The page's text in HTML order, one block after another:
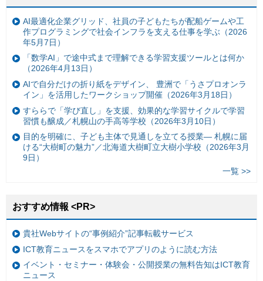
AI最適化企業グリッド、社員の子どもたちが配船ゲームや工
作プログラミングで社会インフラを支える仕事を学ぶ（2026
年5月7日）
「数学AI」で途中式まで理解できる学習支援ツールとは何か
（2026年4月13日）
AIで自分だけの折り紙をデザイン、 豊洲で「うさプロオンラ
イン」を活用したワークショップ開催（2026年3月18日）
すららで「学び直し」を支援、効果的な学習サイクルで学習
習慣も醸成／札幌山の手高等学校（2026年3月10日）
目的を明確に、子ども主体で見通しを立てる授業— 札幌に届
ける“大樹町の魅力”／北海道大樹町立大樹小学校（2026年3月
9日）
一覧 >>
おすすめ情報 <PR>
貴社Webサイトの“事例紹介”記事転載サービス
ICT教育ニュースをスマホでアプリのように読む方法
イベント・セミナー・体験会・公開授業の無料告知はICT教育
ニュース